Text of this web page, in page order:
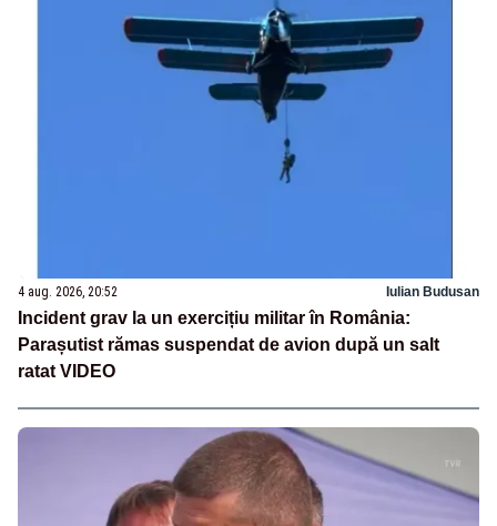
4 aug. 2026, 20:52 Iulian Budusan
Incident grav la un exercițiu militar în România:
Parașutist rămas suspendat de avion după un salt
ratat VIDEO